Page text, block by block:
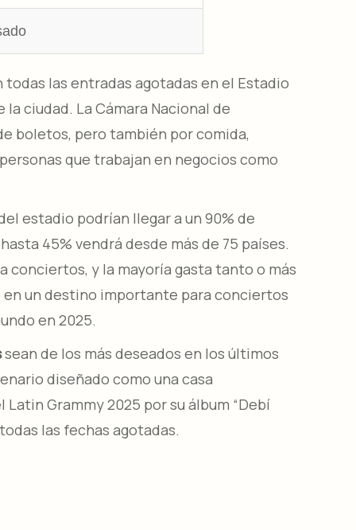
las entradas agotadas en el Estadio
ciudad. La Cámara Nacional de
boletos, pero también por comida,
que trabajan en negocios como
estadio podrían llegar a un 90% de
45% vendrá desde más de 75 países.
conciertos, y la mayoría gasta tanto o más
en un destino importante para conciertos
en 2025.
sean de los más deseados en los últimos
diseñado como una casa
Grammy 2025 por su álbum “Debí
las fechas agotadas.